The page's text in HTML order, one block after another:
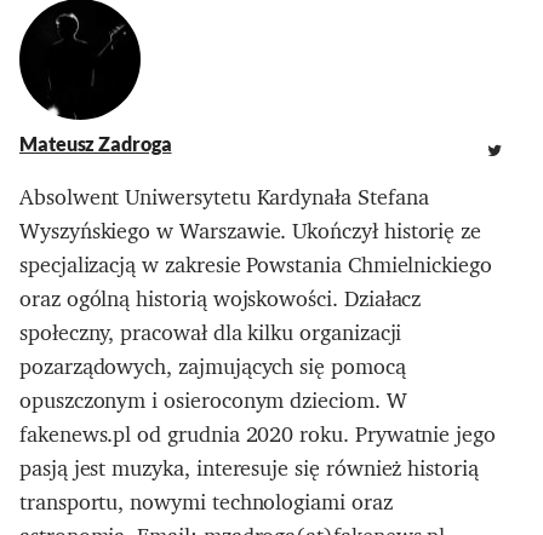
Mateusz Zadroga
Absolwent Uniwersytetu Kardynała Stefana
Wyszyńskiego w Warszawie. Ukończył historię ze
specjalizacją w zakresie Powstania Chmielnickiego
oraz ogólną historią wojskowości. Działacz
społeczny, pracował dla kilku organizacji
pozarządowych, zajmujących się pomocą
opuszczonym i osieroconym dzieciom. W
fakenews.pl od grudnia 2020 roku. Prywatnie jego
pasją jest muzyka, interesuje się również historią
transportu, nowymi technologiami oraz